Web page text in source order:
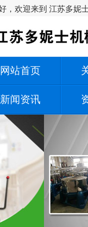
，欢迎来到 江苏多妮
网站首页
新闻资讯